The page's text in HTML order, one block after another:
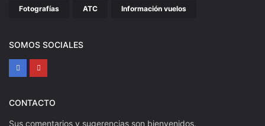
Fotografías ATC Información vuelos
SOMOS SOCIALES
CONTACTO
Sus comentarios y sugerencias son bienvenidos.